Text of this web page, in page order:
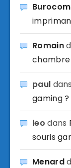
Burocom
Romain
chambre
paul
gaming ?
leo dans
souris
Menard